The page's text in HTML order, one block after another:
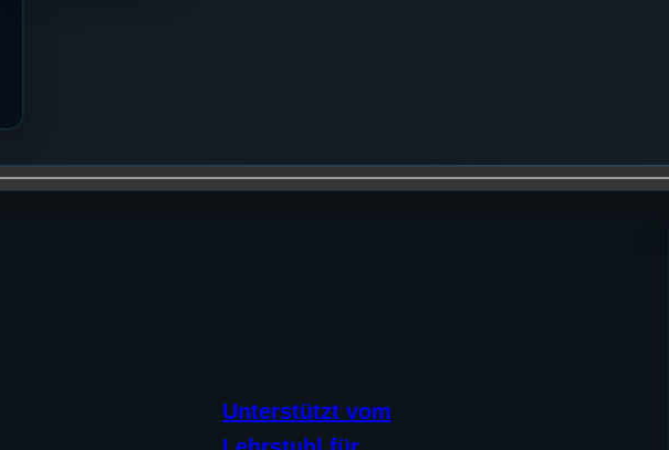
Unterstützt vom